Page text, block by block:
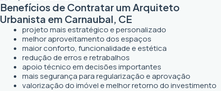
Benefícios de Contratar um Arquiteto
Urbanista em Carnaubal, CE
projeto mais estratégico e personalizado
melhor aproveitamento dos espaços
maior conforto, funcionalidade e estética
redução de erros e retrabalhos
apoio técnico em decisões importantes
mais segurança para regularização e aprovação
valorização do imóvel e melhor retorno do investimento